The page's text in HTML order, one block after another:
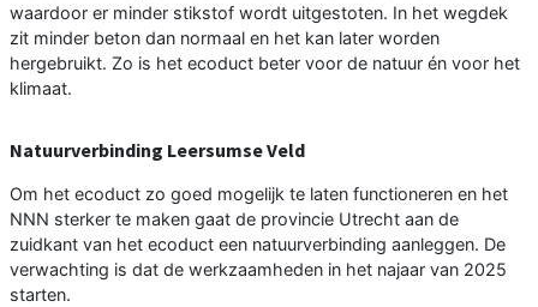
waardoor er minder stikstof wordt uitgestoten. In het wegdek
zit minder beton dan normaal en het kan later worden
hergebruikt. Zo is het ecoduct beter voor de natuur én voor het
klimaat.
Natuurverbinding Leersumse Veld
Om het ecoduct zo goed mogelijk te laten functioneren en het
NNN sterker te maken gaat de provincie Utrecht aan de
zuidkant van het ecoduct een natuurverbinding aanleggen. De
verwachting is dat de werkzaamheden in het najaar van 2025
starten.